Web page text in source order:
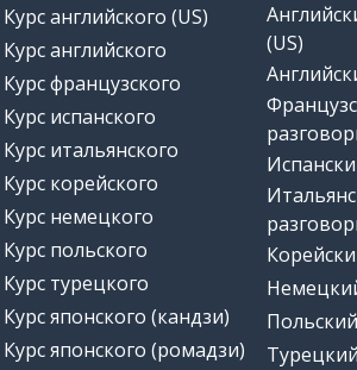
Курс английского (US)
Курс английского
Курс французского
Курс испанского
Курс итальянского
Курс корейского
Курс немецкого
Курс польского
Курс турецкого
Курс японского (кандзи)
Курс японского (ромадзи)
(US)